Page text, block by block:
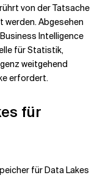
von der Tatsache
werden. Abgesehen
Intelligence
für Statistik,
weitgehend
erfordert.
für
für Data Lakes